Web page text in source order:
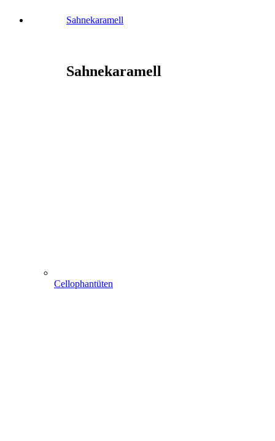
Sahnekaramell
Sahnekaramell
Cellophantüten